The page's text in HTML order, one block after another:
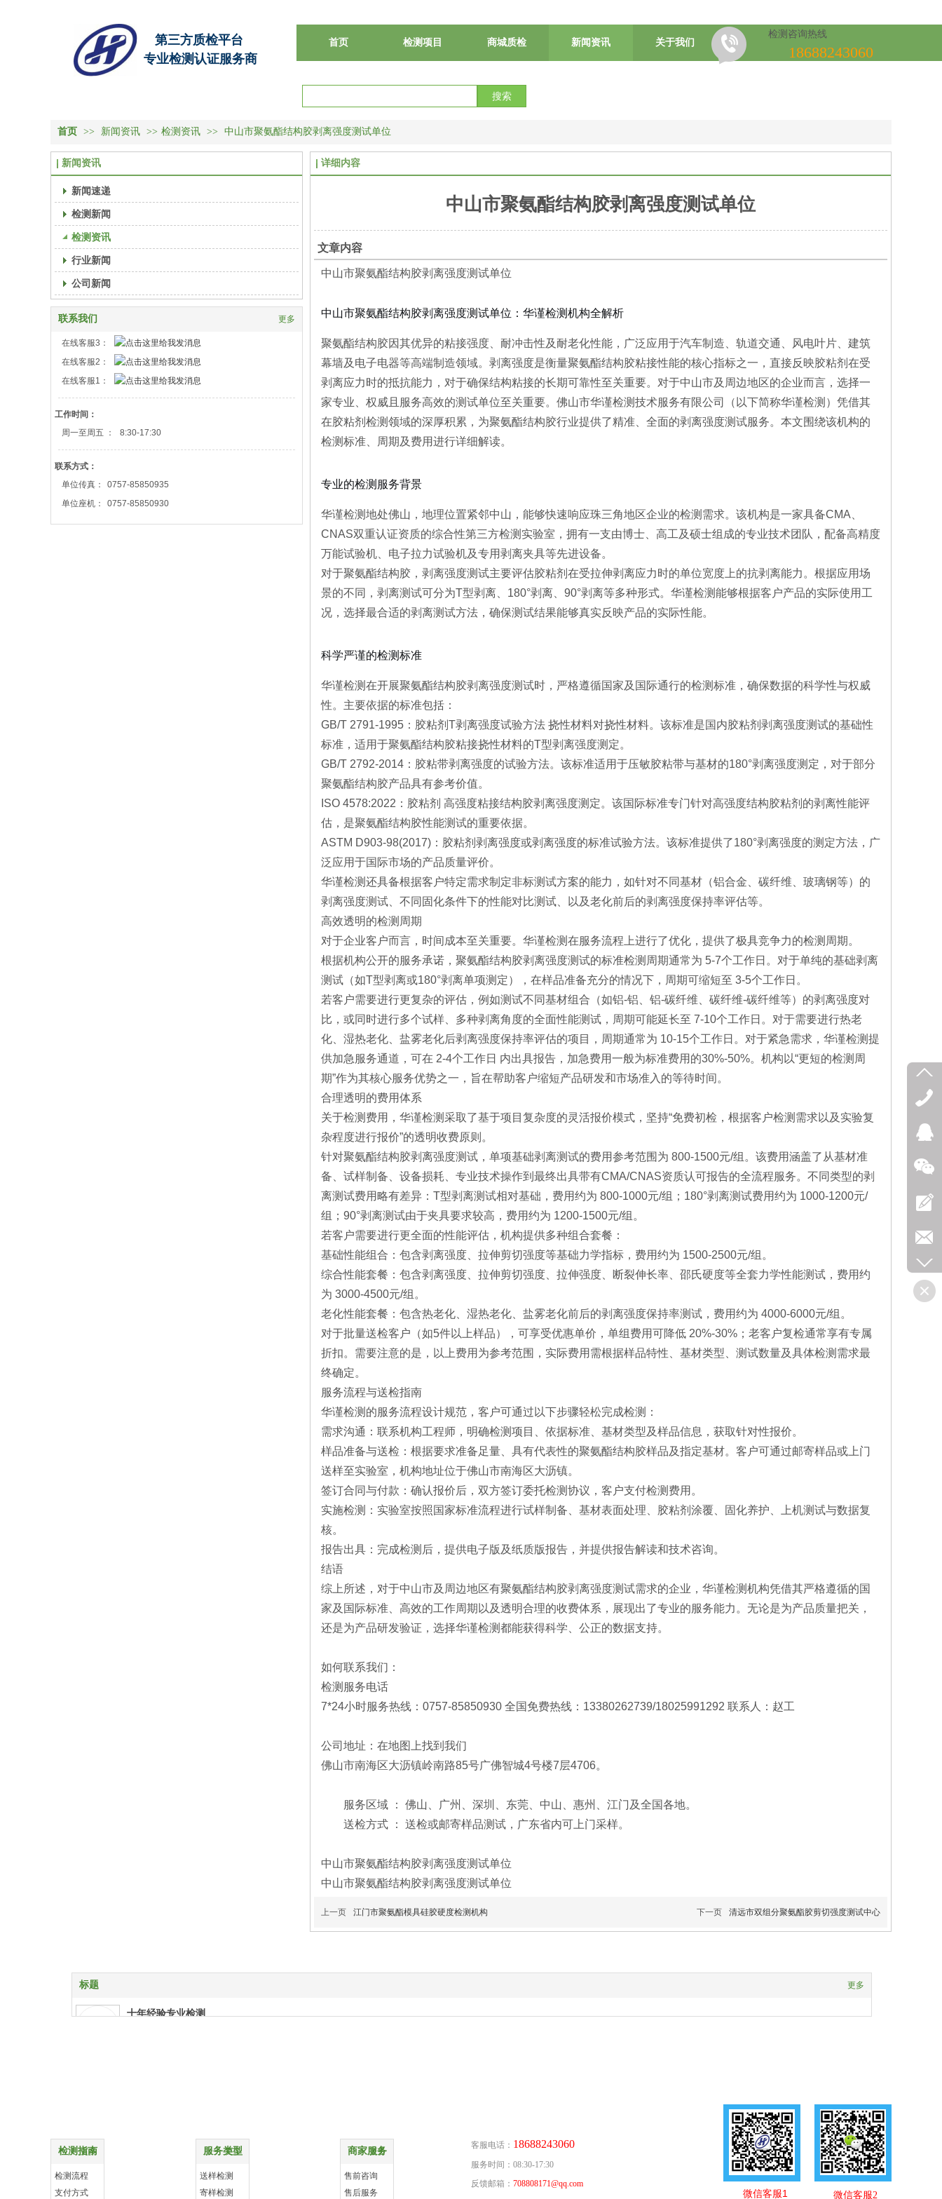
18688243060
检测咨询热线
第三方质检平台
专业检测认证服务商
搜索
首页 检测项目 商城质检 新闻资讯 关于我们
首页 >> 新闻资讯 >> 检测资讯 >> 中山市聚氨酯结构胶剥离强度测试单位
新闻资讯
新闻速递
检测新闻
检测资讯
行业新闻
公司新闻
联系我们 更多
在线客服3：
在线客服2：
在线客服1：
工作时间：
周一至周五 ：
8:30-17:30
联系方式：
单位传真：
0757-85850935
单位座机：
0757-85850930
详细内容
中山市聚氨酯结构胶剥离强度测试单位
文章内容
中山市聚氨酯结构胶剥离强度测试单位
中山市聚氨酯结构胶剥离强度测试单位：华谨检测机构全解析
聚氨酯结构胶因其优异的粘接强度、耐冲击性及耐老化性能，广泛应用于汽车制造、轨道交通、风电叶片、建筑
幕墙及电子电器等高端制造领域。剥离强度是衡量聚氨酯结构胶粘接性能的核心指标之一，直接反映胶粘剂在受
剥离应力时的抵抗能力，对于确保结构粘接的长期可靠性至关重要。对于中山市及周边地区的企业而言，选择一
家专业、权威且服务高效的测试单位至关重要。佛山市华谨检测技术服务有限公司（以下简称华谨检测）凭借其
在胶粘剂检测领域的深厚积累，为聚氨酯结构胶行业提供了精准、全面的剥离强度测试服务。本文围绕该机构的
检测标准、周期及费用进行详细解读。
专业的检测服务背景
华谨检测地处佛山，地理位置紧邻中山，能够快速响应珠三角地区企业的检测需求。该机构是一家具备CMA、
CNAS双重认证资质的综合性第三方检测实验室，拥有一支由博士、高工及硕士组成的专业技术团队，配备高精度
万能试验机、电子拉力试验机及专用剥离夹具等先进设备。
对于聚氨酯结构胶，剥离强度测试主要评估胶粘剂在受拉伸剥离应力时的单位宽度上的抗剥离能力。根据应用场
景的不同，剥离测试可分为T型剥离、180°剥离、90°剥离等多种形式。华谨检测能够根据客户产品的实际使用工
况，选择最合适的剥离测试方法，确保测试结果能够真实反映产品的实际性能。
科学严谨的检测标准
华谨检测在开展聚氨酯结构胶剥离强度测试时，严格遵循国家及国际通行的检测标准，确保数据的科学性与权威
性。主要依据的标准包括：
GB/T 2791-1995：胶粘剂T剥离强度试验方法 挠性材料对挠性材料。该标准是国内胶粘剂剥离强度测试的基础性
标准，适用于聚氨酯结构胶粘接挠性材料的T型剥离强度测定。
GB/T 2792-2014：胶粘带剥离强度的试验方法。该标准适用于压敏胶粘带与基材的180°剥离强度测定，对于部分
聚氨酯结构胶产品具有参考价值。
ISO 4578:2022：胶粘剂 高强度粘接结构胶剥离强度测定。该国际标准专门针对高强度结构胶粘剂的剥离性能评
估，是聚氨酯结构胶性能测试的重要依据。
ASTM D903-98(2017)：胶粘剂剥离强度或剥离强度的标准试验方法。该标准提供了180°剥离强度的测定方法，广
泛应用于国际市场的产品质量评价。
华谨检测还具备根据客户特定需求制定非标测试方案的能力，如针对不同基材（铝合金、碳纤维、玻璃钢等）的
剥离强度测试、不同固化条件下的性能对比测试、以及老化前后的剥离强度保持率评估等。
高效透明的检测周期
对于企业客户而言，时间成本至关重要。华谨检测在服务流程上进行了优化，提供了极具竞争力的检测周期。
根据机构公开的服务承诺，聚氨酯结构胶剥离强度测试的标准检测周期通常为 5-7个工作日。对于单纯的基础剥离
测试（如T型剥离或180°剥离单项测定），在样品准备充分的情况下，周期可缩短至 3-5个工作日。
若客户需要进行更复杂的评估，例如测试不同基材组合（如铝-铝、铝-碳纤维、碳纤维-碳纤维等）的剥离强度对
比，或同时进行多个试样、多种剥离角度的全面性能测试，周期可能延长至 7-10个工作日。对于需要进行热老
化、湿热老化、盐雾老化后剥离强度保持率评估的项目，周期通常为 10-15个工作日。对于紧急需求，华谨检测提
供加急服务通道，可在 2-4个工作日 内出具报告，加急费用一般为标准费用的30%-50%。机构以“更短的检测周
期”作为其核心服务优势之一，旨在帮助客户缩短产品研发和市场准入的等待时间。
合理透明的费用体系
关于检测费用，华谨检测采取了基于项目复杂度的灵活报价模式，坚持“免费初检，根据客户检测需求以及实验复
杂程度进行报价”的透明收费原则。
针对聚氨酯结构胶剥离强度测试，单项基础剥离测试的费用参考范围为 800-1500元/组。该费用涵盖了从基材准
备、试样制备、设备损耗、专业技术操作到最终出具带有CMA/CNAS资质认可报告的全流程服务。不同类型的剥
离测试费用略有差异：T型剥离测试相对基础，费用约为 800-1000元/组；180°剥离测试费用约为 1000-1200元/
组；90°剥离测试由于夹具要求较高，费用约为 1200-1500元/组。
若客户需要进行更全面的性能评估，机构提供多种组合套餐：
基础性能组合：包含剥离强度、拉伸剪切强度等基础力学指标，费用约为 1500-2500元/组。
综合性能套餐：包含剥离强度、拉伸剪切强度、拉伸强度、断裂伸长率、邵氏硬度等全套力学性能测试，费用约
为 3000-4500元/组。
老化性能套餐：包含热老化、湿热老化、盐雾老化前后的剥离强度保持率测试，费用约为 4000-6000元/组。
对于批量送检客户（如5件以上样品），可享受优惠单价，单组费用可降低 20%-30%；老客户复检通常享有专属
折扣。需要注意的是，以上费用为参考范围，实际费用需根据样品特性、基材类型、测试数量及具体检测需求最
终确定。
服务流程与送检指南
华谨检测的服务流程设计规范，客户可通过以下步骤轻松完成检测：
需求沟通：联系机构工程师，明确检测项目、依据标准、基材类型及样品信息，获取针对性报价。
样品准备与送检：根据要求准备足量、具有代表性的聚氨酯结构胶样品及指定基材。客户可通过邮寄样品或上门
送样至实验室，机构地址位于佛山市南海区大沥镇。
签订合同与付款：确认报价后，双方签订委托检测协议，客户支付检测费用。
实施检测：实验室按照国家标准流程进行试样制备、基材表面处理、胶粘剂涂覆、固化养护、上机测试与数据复
核。
报告出具：完成检测后，提供电子版及纸质版报告，并提供报告解读和技术咨询。
结语
综上所述，对于中山市及周边地区有聚氨酯结构胶剥离强度测试需求的企业，华谨检测机构凭借其严格遵循的国
家及国际标准、高效的工作周期以及透明合理的收费体系，展现出了专业的服务能力。无论是为产品质量把关，
还是为产品研发验证，选择华谨检测都能获得科学、公正的数据支持。
如何联系我们：
检测服务电话
7*24小时服务热线：0757-85850930 全国免费热线：13380262739/18025991292 联系人：赵工
公司地址：在地图上找到我们
佛山市南海区大沥镇岭南路85号广佛智城4号楼7层4706。
服务区域 ： 佛山、广州、深圳、东莞、中山、惠州、江门及全国各地。
送检方式 ： 送检或邮寄样品测试，广东省内可上门采样。
中山市聚氨酯结构胶剥离强度测试单位
中山市聚氨酯结构胶剥离强度测试单位
上一页 江门市聚氨酯模具硅胶硬度检测机构 下一页 清远市双组分聚氨酯胶剪切强度测试中心
标题 更多
十年经验专业检测
检测指南
更多
检测流程
支付方式
服务类型
更多
送样检测
寄样检测
商家服务
更多
售前咨询
售后服务
客服电话： 18688243060
反馈邮箱： 708808171@qq.com
服务时间：08:30-17:30
微信客服1 微信客服2